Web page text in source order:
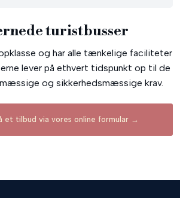
turistbusser​
og har alle tænkelige faciliteter
lever på ethvert tidspunkt op til de
og sikkerhedsmæssige krav.​
et tilbud via vores online formular →